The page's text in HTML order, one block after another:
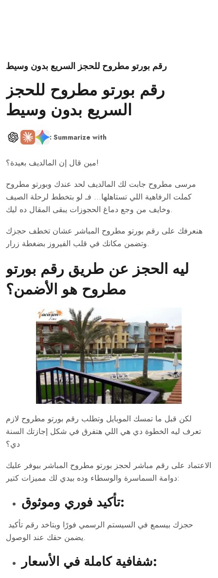
رقم بورتو مطروح للحجز السريع بدون وسيط
رقم بورتو مطروح للحجز
السريع بدون وسيط
: Summarize with
مين قال إن المالديف بعيدة؟!
مرسى مطروح جابت لك المالديف لحد عندك وبورتو مطروح
كملت الرفاهية اللي تستاهلها… فـ لو بتخطط لرحلة الصيف
وخايف من وجع دماغ الحجوزات يبقى المقال ده ليك.
هنعرفك على رقم بورتو مطروح المباشر عشان تخطف حجزك
وتضمن مكانك في قلب الفيروز بضغطة زرار.
ليه الحجز عن طريق رقم بورتو
مطروح هو الأضمن؟
لكن قبل ما تمسك الموبايل وتطلب رقم بورتو مطروح لازم
تعرف ليه الخطوة دي هي اللي هتفرق في شكل إجازتك السنة
الاعتماد على رقم مباشر لحجز بورتو مطروح المباشر بيوفر عليك
دوامة السماسرة والوسطاء وده بيدي لك مميزات كتير:
تأكيد فوري وموثوق:
يضمن حقك عند الوصول.
شفافية كاملة في الأسعار: